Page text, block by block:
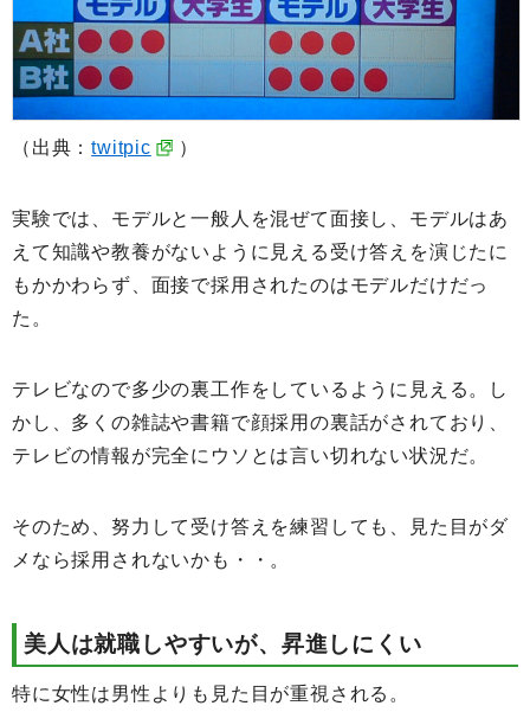
（出典：twitpic ）
実験では、モデルと一般人を混ぜて面接し、モデルはあ
えて知識や教養がないように見える受け答えを演じたに
もかかわらず、面接で採用されたのはモデルだけだっ
た。
テレビなので多少の裏工作をしているように見える。し
かし、多くの雑誌や書籍で顔採用の裏話がされており、
テレビの情報が完全にウソとは言い切れない状況だ。
そのため、努力して受け答えを練習しても、見た目がダ
メなら採用されないかも・・。
美人は就職しやすいが、昇進しにくい
特に女性は男性よりも見た目が重視される。